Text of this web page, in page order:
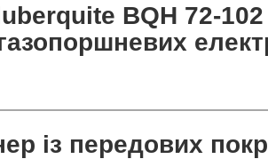
BQH 72-102
із передових